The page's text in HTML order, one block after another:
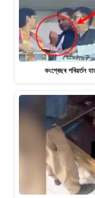
কংগ্ৰেছৰ পৰিৱৰ্তন